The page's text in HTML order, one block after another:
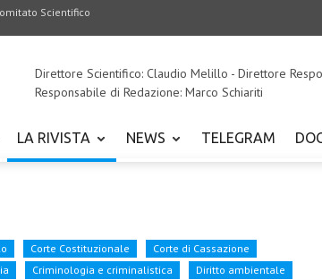
Scientifico
Direttore Scientifico: Claudio Melillo - Direttore
Responsabile di Redazione: Marco Schiariti
LA RIVISTA NEWS TELEGRAM
Corte Costituzionale
Corte di Cassazione
Criminologia e criminalistica
Diritto ambientale